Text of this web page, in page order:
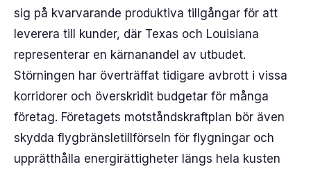
sig på kvarvarande produktiva tillgångar för att
leverera till kunder, där Texas och Louisiana
representerar en kärnanandel av utbudet.
Störningen har överträffat tidigare avbrott i vissa
korridorer och överskridit budgetar för många
företag. Företagets motståndskraftplan bör även
skydda flygbränsletillförseln för flygningar och
upprätthålla energirättigheter längs hela kusten